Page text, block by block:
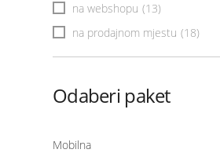
na webshopu (13)
na prodajnom mjestu (18)
Odaberi paket
Mobilna